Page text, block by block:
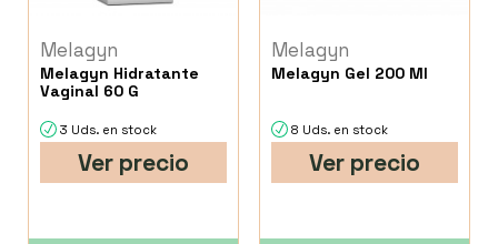
Melagyn
Melagyn Hidratante
Vaginal 60 G
3 Uds. en stock
Ver precio
Melagyn
Melagyn Gel 200 Ml
8 Uds. en stock
Ver precio